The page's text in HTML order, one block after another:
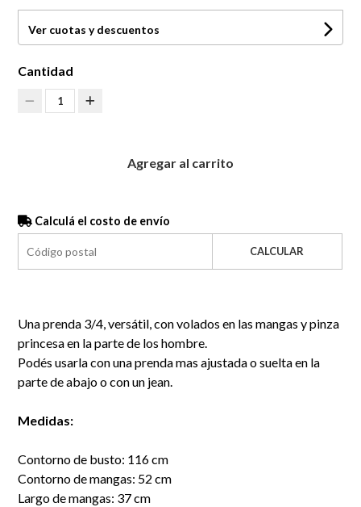
Ver cuotas y descuentos
Cantidad
1
Agregar al carrito
Calculá el costo de envío
CALCULAR
Una prenda 3/4, versátil, con volados en las mangas y pinza
princesa en la parte de los hombre.
Podés usarla con una prenda mas ajustada o suelta en la
parte de abajo o con un jean.
Medidas:
Contorno de busto: 116 cm
Contorno de mangas: 52 cm
Largo de mangas: 37 cm